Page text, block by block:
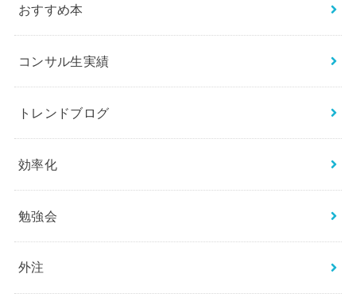
おすすめ本
コンサル生実績
トレンドブログ
効率化
勉強会
外注